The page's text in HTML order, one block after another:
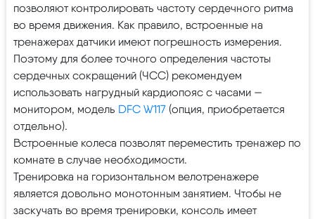
позволяют контролировать частоту сердечного ритма
во время движения. Как правило, встроенные на
тренажерах датчики имеют погрешность измерения.
Поэтому для более точного определения частоты
сердечных сокращений (ЧСС) рекомендуем
использовать нагрудный кардиопояс с часами —
монитором, модель DFC W117 (опция, приобретается
отдельно).
Встроенные колеса позволят переместить тренажер по
комнате в случае необходимости.
Тренировка на горизонтальном велотренажере
является довольно монотонным занятием. Чтобы не
заскучать во время тренировки, консоль имеет